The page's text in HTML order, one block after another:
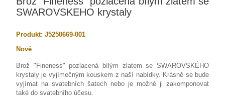
SWAROVSKEHO krystaly
Produkt: J5250669-001
Nové
Brož "Fineness" pozlacená bílým zlatem se SWAROVSKÉHO
krystaly je vyjímečným kouskem z naší nabídky. Krásně se bude
vyjímat na svatebních šatech nebo je možné ji zakomponovat
také do svatebního účesu.